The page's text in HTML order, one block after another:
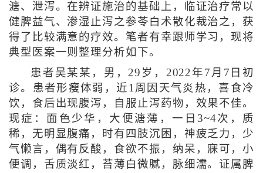
溏、泄泻。在辨证施治的基础上，临证治疗常以
健脾益气、渗湿止泻之参苓白术散化裁治之，获
得了比较满意的疗效。笔者有幸跟师学习，现将
典型医案一则整理分析如下。
患者吴某某，男，29岁，2022年7月7日初
诊。患者形瘦体弱，近1周因天气炎热，喜食冷
饮，食后出现腹泻，自服止泻药物，效果不佳。
现症：面色少华，大便溏薄，一日3~4次，质
稀，无明显腹痛，时有四肢沉困，神疲乏力，少
气懒言，偶有反酸，食欲不振，纳呆，寐可，小
便调，舌质淡红，苔薄白微腻，脉细濡。证属脾